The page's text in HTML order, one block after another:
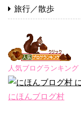
旅行／散歩
人気ブログランキング
にほんブログ村